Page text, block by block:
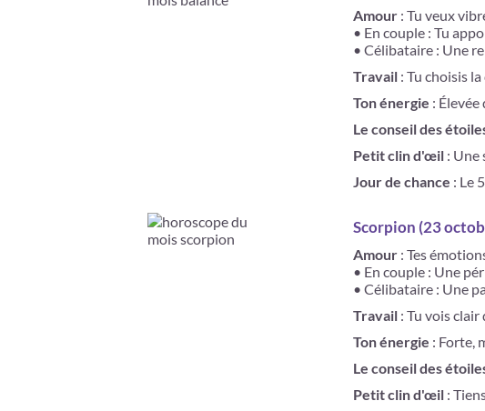
Amour: Tu veux
• En couple : Tu
• Célibataire : Une
Travail: Tu choisis
Ton énergie :
Le conseil des
Petit clin d'œil: Une
Jour de chance : Le
Scorpion (23
Amour: Tes
• En couple : Une
• Célibataire : Une
Travail: Tu vois clair
Ton énergie : Forte,
Le conseil des
Petit clin d'œil: